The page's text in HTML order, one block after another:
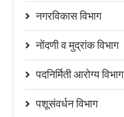
नगरविकास विभाग
नोंदणी व मुद्रांक विभाग
पदनिर्मिती आरोग्य विभाग
पशूसंवर्धन विभाग